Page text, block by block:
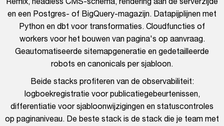
en een Postgres- of BigQuery-magazijn. Datapijplijnen met
Python en dbt voor transformaties. Cloudfuncties of
workers voor het bouwen van pagina's op aanvraag.
Geautomatiseerde sitemapgeneratie en gedetailleerde
robots en canonicals per sjabloon.
Beide stacks profiteren van de observabiliteit:
logboekregistratie voor publicatiegebeurtenissen,
differentiatie voor sjabloonwijzigingen en statuscontroles
op paginaniveau. De beste stack is de stack die je team met